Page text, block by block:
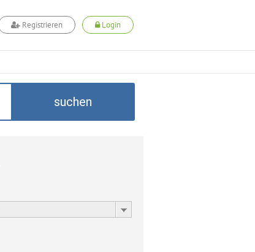
Registrieren Login
suchen